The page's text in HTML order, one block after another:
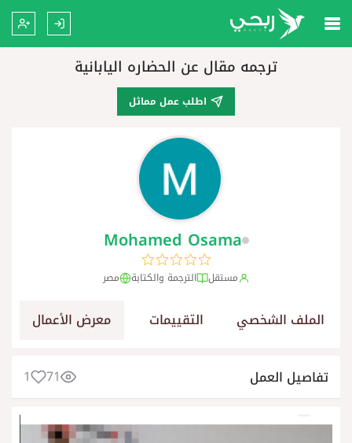
ترجمه مقال عن الحضاره اليابانية
اطلب عمل مماثل
Mohamed Osama
مستقل الترجمة والكتابة مصر
الملف الشخصي التقييمات معرض الأعمال
تفاصيل العمل 71
1